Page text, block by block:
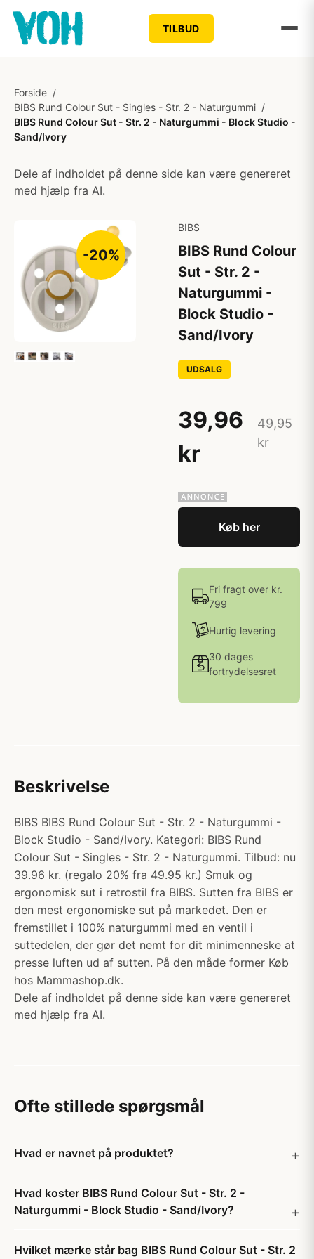
TILBUD
Forside /
BIBS Rund Colour Sut - Singles - Str. 2 - Naturgummi /
BIBS Rund Colour Sut - Str. 2 - Naturgummi - Block Studio -
Sand/Ivory
Dele af indholdet på denne side kan være genereret
med hjælp fra AI.
-20%
BIBS
BIBS Rund Colour
Sut - Str. 2 -
Naturgummi -
Block Studio -
Sand/Ivory
UDSALG
39,96
kr
49,95
kr
Køb her
Fri fragt over kr.
799
Hurtig levering
30 dages
fortrydelsesret
Beskrivelse
BIBS BIBS Rund Colour Sut - Str. 2 - Naturgummi -
Block Studio - Sand/Ivory. Kategori: BIBS Rund
Colour Sut - Singles - Str. 2 - Naturgummi. Tilbud: nu
39.96 kr. (regalo 20% fra 49.95 kr.) Smuk og
ergonomisk sut i retrostil fra BIBS. Sutten fra BIBS er
den mest ergonomiske sut på markedet. Den er
fremstillet i 100% naturgummi med en ventil i
suttedelen, der gør det nemt for dit minimenneske at
presse luften ud af sutten. På den måde former Køb
hos Mammashop.dk.
Dele af indholdet på denne side kan være genereret
med hjælp fra AI.
Ofte stillede spørgsmål
Hvad er navnet på produktet?
Hvad koster BIBS Rund Colour Sut - Str. 2 -
Naturgummi - Block Studio - Sand/Ivory?
Hvilket mærke står bag BIBS Rund Colour Sut - Str. 2